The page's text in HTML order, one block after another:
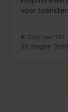
voor toeristen
€ 2,50 per GB
30 dagen